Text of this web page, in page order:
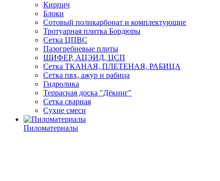
Кирпич
Блоки
Сотовый поликарбонат и комплектующие
Тротуарная плитка Бордюры
Сетка ЦПВС
Пазогребневые плиты
ШИФЕР, АЦЭИД, ЦСП
Сетка ТКАНАЯ, ПЛЕТЕНАЯ, РАБИЦА
Сетка пвх, ажур и рабица
Гидролика
Террасная доска "Дёкинг"
Сетка сварная
Сухие смеси
Пиломатериалы